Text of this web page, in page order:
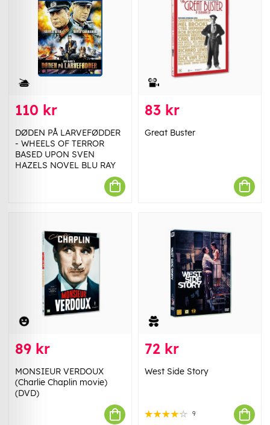
110 kr
DØDEN PÅ LARVEFØDDER
- WHEELS OF TERROR
BASED UPON SVEN
HAZELS NOVEL BLU RAY
83 kr
Great Buster
89 kr
MONSIEUR VERDOUX
(Charlie Chaplin movie)
(DVD)
72 kr
West Side Story
9